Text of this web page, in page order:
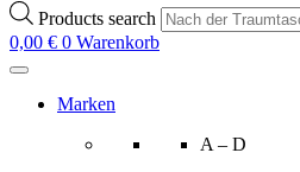
Products search
0,00 € 0 Warenkorb
Marken
A – D